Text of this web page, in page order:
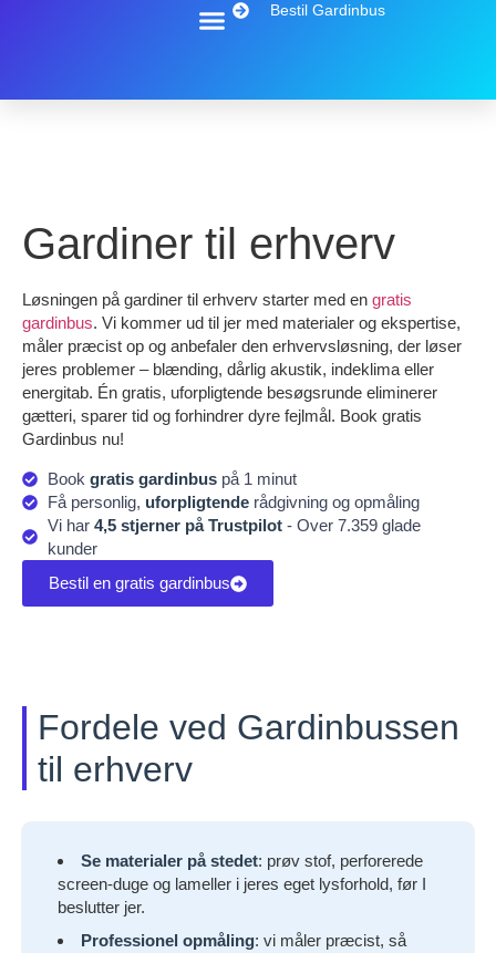
Bestil Gardinbus
Gardiner til erhverv
Løsningen på gardiner til erhverv starter med en gratis
gardinbus. Vi kommer ud til jer med materialer og ekspertise,
måler præcist op og anbefaler den erhvervsløsning, der løser
jeres problemer – blænding, dårlig akustik, indeklima eller
energitab. Én gratis, uforpligtende besøgsrunde eliminerer
gætteri, sparer tid og forhindrer dyre fejlmål. Book gratis
Gardinbus nu!
Book gratis gardinbuspå 1 minut
Få personlig, uforpligtenderådgivning og opmåling
Vi har 4,5 stjerner på Trustpilot- Over 7.359 glade
kunder
Bestil en gratis gardinbus
Fordele ved Gardinbussen
til erhverv
Se materialer på stedet: prøv stof, perforerede
screen-duge og lameller i jeres eget lysforhold, før I
beslutter jer.
Professionel opmåling: vi måler præcist, så